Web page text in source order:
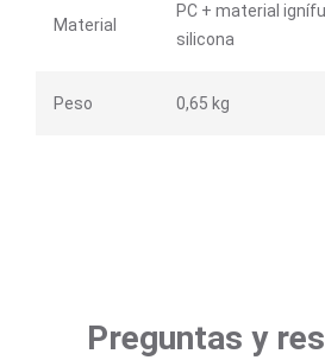
Material
PC + material
silicona
Peso 0,65 kg
Preguntas y